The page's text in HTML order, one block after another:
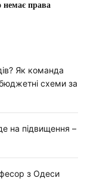
немає права
Як команда
схеми за
на підвищення –
з Одеси